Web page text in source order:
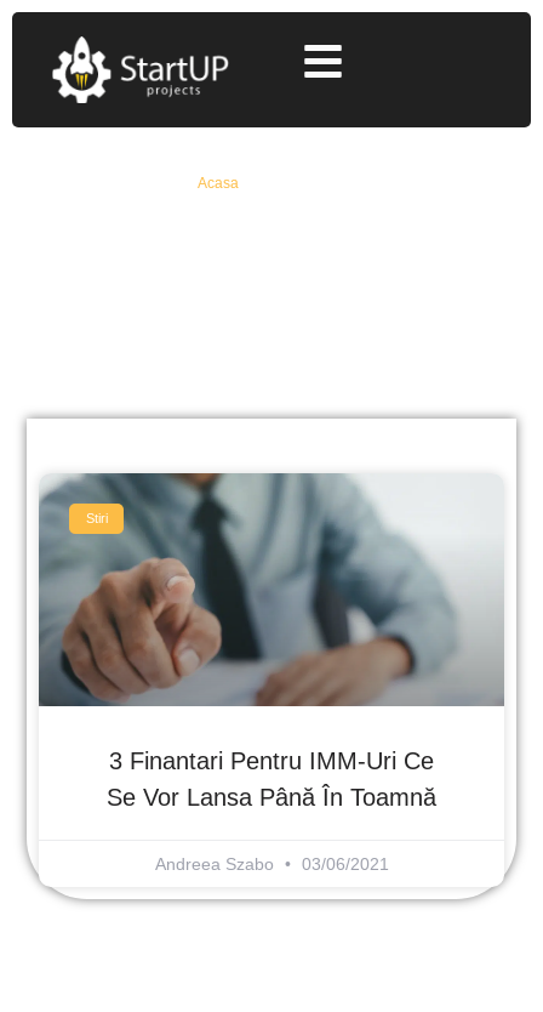
Acasa
Stiri
3 Finantari Pentru IMM-Uri Ce
Se Vor Lansa Până În Toamnă
Andreea Szabo 03/06/2021